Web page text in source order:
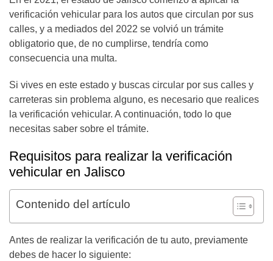
verificación vehicular para los autos que circulan por sus
calles, y a mediados del 2022 se volvió un trámite
obligatorio que, de no cumplirse, tendría como
consecuencia una multa.
Si vives en este estado y buscas circular por sus calles y
carreteras sin problema alguno, es necesario que realices
la verificación vehicular. A continuación, todo lo que
necesitas saber sobre el trámite.
Requisitos para realizar la verificación
vehicular en Jalisco
Contenido del artículo
Antes de realizar la verificación de tu auto, previamente
debes de hacer lo siguiente: